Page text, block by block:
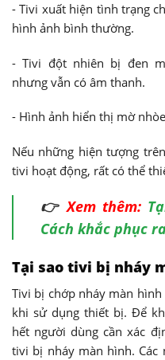
- Tivi xuất hiện tình trạng
hình ảnh bình thường.
- Tivi đột nhiên bị đen
nhưng vẫn có âm thanh.
- Hình ảnh hiển thị mờ
Nếu những hiện tượng
tivi hoạt động, rất có thể
👉Xem thêm:
Cách khắc phục
Tại sao tivi bị nháy
Tivi bị chớp nháy màn
khi sử dụng thiết bị. Để
hết người dùng cần xác
tivi bị nháy màn hình. Các